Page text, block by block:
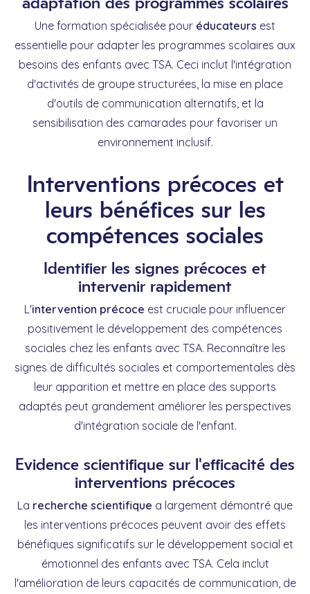
adaptation des programmes scolaires
Une formation spécialisée pour éducateurs est
essentielle pour adapter les programmes scolaires aux
besoins des enfants avec TSA. Ceci inclut l'intégration
d'activités de groupe structurées, la mise en place
d'outils de communication alternatifs, et la
sensibilisation des camarades pour favoriser un
environnement inclusif.
Interventions précoces et
leurs bénéfices sur les
compétences sociales
Identifier les signes précoces et
intervenir rapidement
L'intervention précoce est cruciale pour influencer
positivement le développement des compétences
sociales chez les enfants avec TSA. Reconnaître les
signes de difficultés sociales et comportementales dès
leur apparition et mettre en place des supports
adaptés peut grandement améliorer les perspectives
d'intégration sociale de l'enfant.
Evidence scientifique sur l'efficacité des
interventions précoces
La recherche scientifique a largement démontré que
les interventions précoces peuvent avoir des effets
bénéfiques significatifs sur le développement social et
émotionnel des enfants avec TSA. Cela inclut
l'amélioration de leurs capacités de communication, de